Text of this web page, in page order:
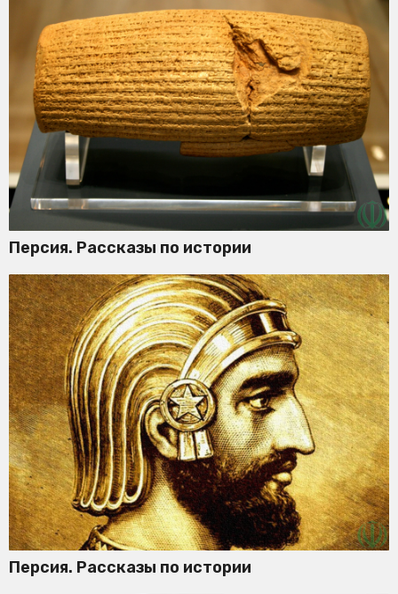
Персия. Рассказы по истории
Персия. Рассказы по истории